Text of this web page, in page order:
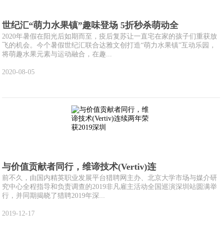
世纪汇“萌力水果镇”趣味登场 5折秒杀萌动全
2020年暑假在阳光后如期而至，疫后复苏让一直宅在家的孩子们重获放
飞的机会。今个暑假世纪汇联合达雅文创打造“萌力水果镇”互动乐园，
将萌趣水果元素与运动融合，在趣...
2020-08-05
与价值贡献者同行，维谛技术(Vertiv)连
前不久，由国内精英职业发展平台猎聘网主办、北京大学市场与媒介研
究中心全程指导和负责调查的2019非凡雇主活动全国巡演深圳站圆满举
行，并同期揭晓了猎聘2019年深...
2019-12-17